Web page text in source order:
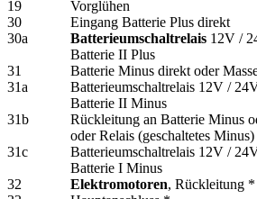
19
Vorglühen
30
Eingang Batterie Plus direkt
30a
Batterieumschaltrelais 12V /
Batterie II Plus
31
Batterie Minus direkt oder
31a
Batterieumschaltrelais 12V /
Batterie II Minus
31b
Rückleitung an Batterie Minus
oder Relais (geschaltetes Minus)
31c
Batterieumschaltrelais 12V /
Batterie I Minus
32
Elektromotoren, Rückleitung *